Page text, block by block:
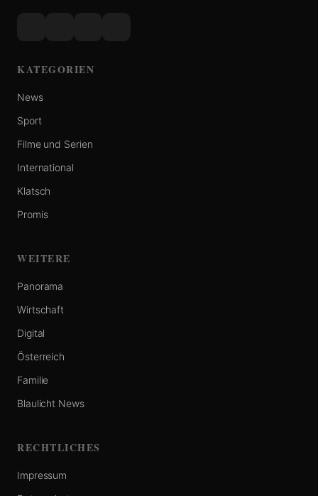
KATEGORIEN
News
Sport
Filme und Serien
International
Klatsch
Promis
WEITERE
Panorama
Wirtschaft
Digital
Österreich
Familie
Blaulicht News
RECHTLICHES
Impressum